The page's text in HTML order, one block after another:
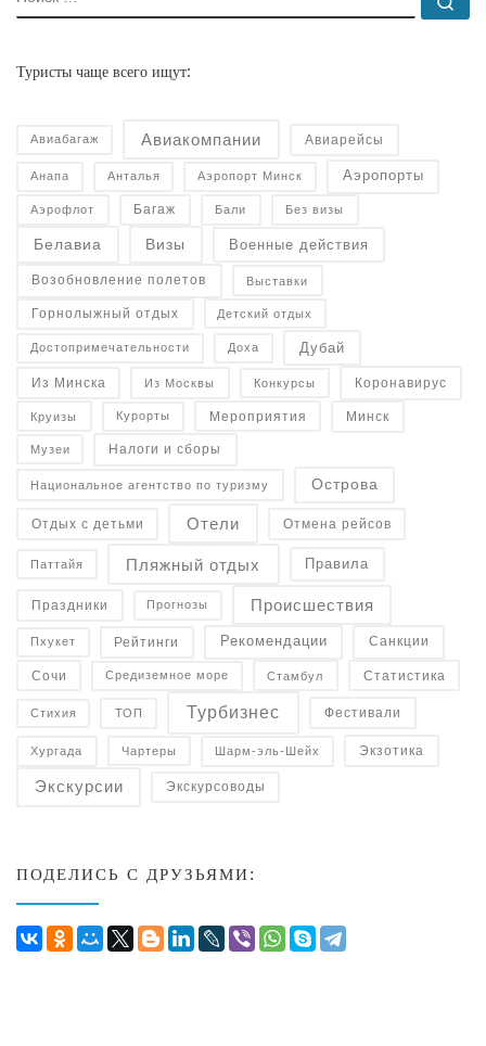
Туристы чаще всего ищут:
Авиабагаж Авиакомпании Авиарейсы
Анапа Анталья Аэропорт Минск Аэропорты
Аэрофлот Багаж Бали Без визы
Белавиа Визы Военные действия
Возобновление полетов Выставки
Горнолыжный отдых Детский отдых
Достопримечательности Доха Дубай
Из Минска Из Москвы Конкурсы Коронавирус
Круизы Курорты Мероприятия Минск
Музеи Налоги и сборы
Национальное агентство по туризму Острова
Отдых с детьми Отели Отмена рейсов
Паттайя Пляжный отдых Правила
Праздники Прогнозы Происшествия
Пхукет Рейтинги Рекомендации Санкции
Сочи Средиземное море Стамбул Статистика
Стихия ТОП Турбизнес Фестивали
Хургада Чартеры Шарм-эль-Шейх Экзотика
Экскурсии Экскурсоводы
ПОДЕЛИСЬ С ДРУЗЬЯМИ: